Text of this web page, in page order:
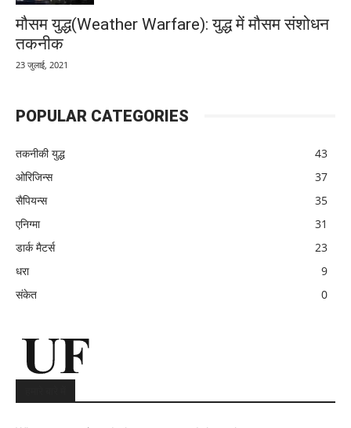
मौसम युद्ध(Weather Warfare): युद्ध में मौसम संशोधन
तकनीक
23 जुलाई, 2021
POPULAR CATEGORIES
तकनीकी युद्ध
43
ओरिजिन्स
37
सैपियन्स
35
एनिग्मा
31
डार्क मैटर्स
23
धरा
9
संकेत
0